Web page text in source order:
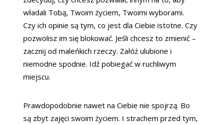
władali Tobą, Twoim życiem, Twoimi wyborami.
Czy ich opinie są tym, co jest dla Ciebie istotne. Czy
pozwolisz im się blokować. Jeśli chcesz to zmienić –
zacznij od maleńkich rzeczy. Załóż ulubione i
niemodne spodnie. Idź pobiegać w ruchliwym
miejscu.
Prawdopodobnie nawet na Ciebie nie spojrzą. Bo
są zbyt zajęci swoim życiem. I strachem przed tym,